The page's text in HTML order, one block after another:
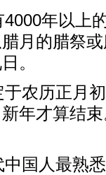
年以上
月的腊祭
。
农历正月
年才算结
国人最熟